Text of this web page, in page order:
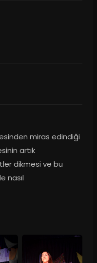
miras edindiği
artık
dikmesi ve bu
nasıl